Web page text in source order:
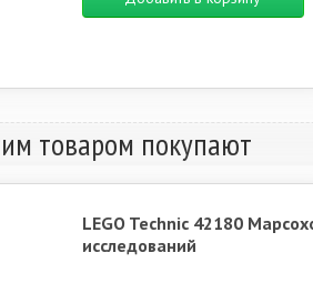
товаром покупают
LEGO Technic 42180
исследований